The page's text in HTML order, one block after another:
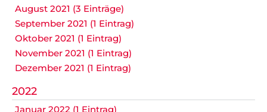
August 2021 (3 Einträge)
September 2021 (1 Eintrag)
Oktober 2021 (1 Eintrag)
November 2021 (1 Eintrag)
Dezember 2021 (1 Eintrag)
2022
Januar 2022 (1 Eintrag)